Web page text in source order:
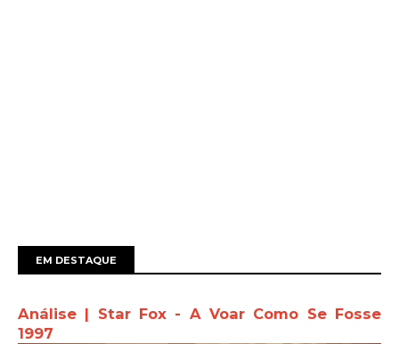
EM DESTAQUE
Análise | Star Fox - A Voar Como Se Fosse
1997